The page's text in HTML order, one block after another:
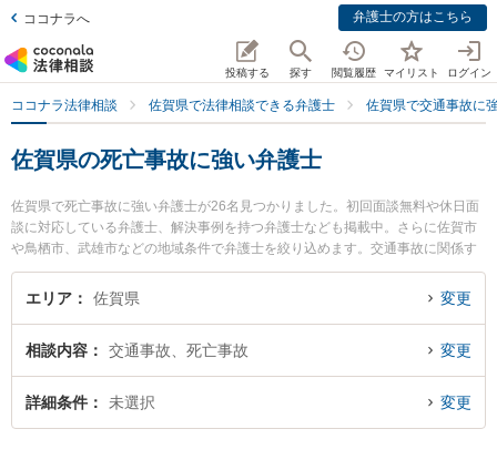
ココナラへ 弁護士の方はこちら
投稿する 探す 閲覧履歴 マイリスト ログイン
ココナラ法律相談 佐賀県で法律相談できる弁護士 佐賀県で交通事故に
佐賀県の死亡事故に強い弁護士
佐賀県で死亡事故に強い弁護士が26名見つかりました。初回面談無料や休日面
談に対応している弁護士、解決事例を持つ弁護士なども掲載中。さらに佐賀市
や鳥栖市、武雄市などの地域条件で弁護士を絞り込めます。交通事故に関係す
る自動車事故やバイク事故、自転車事故等の細かな分野での絞り込み検索もで
き便利です。特にありあけ法律事務所の富永 洋一弁護士や鬼塚・吉村法律事務
所の吉村 真一弁護士、小畑法律事務所の野口 大弁護士のプロフィール情報や弁
亡事故のトラブルを今すぐに弁護士に相談したい』『死亡事故のトラブル解決
の実績豊富な近くの弁護士を検索したい』『初回相談無料で死亡事故を法律相
談できる佐賀県内の弁護士に相談予約したい』などでお困りの相談者さんにお
エリア 佐賀県 変更
相談内容 交通事故、死亡事故 変更
詳細条件 未選択 変更